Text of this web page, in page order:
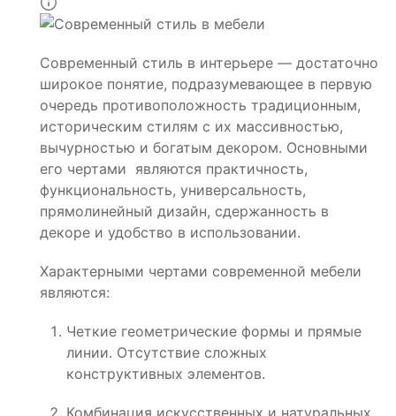
Современный стиль в интерьере — достаточно
широкое понятие, подразумевающее в первую
очередь противоположность традиционным,
историческим стилям с их массивностью,
вычурностью и богатым декором. Основными
его чертами являются практичность,
функциональность, универсальность,
прямолинейный дизайн, сдержанность в
декоре и удобство в использовании.
Характерными чертами современной мебели
являются:
Четкие геометрические формы и прямые
линии. Отсутствие сложных
конструктивных элементов.
Комбинация искусственных и натуральных